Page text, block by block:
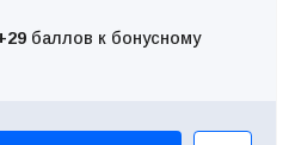
баллов к бонусному